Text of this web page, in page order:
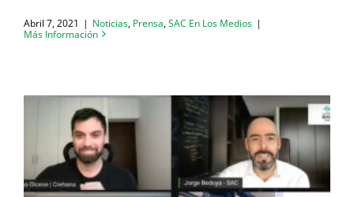
Abril 7, 2021 | Noticias, Prensa,SAC En Los Medios |
Más Información